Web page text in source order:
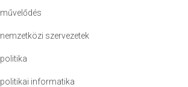
művelődés
nemzetközi szervezetek
politika
politikai informatika